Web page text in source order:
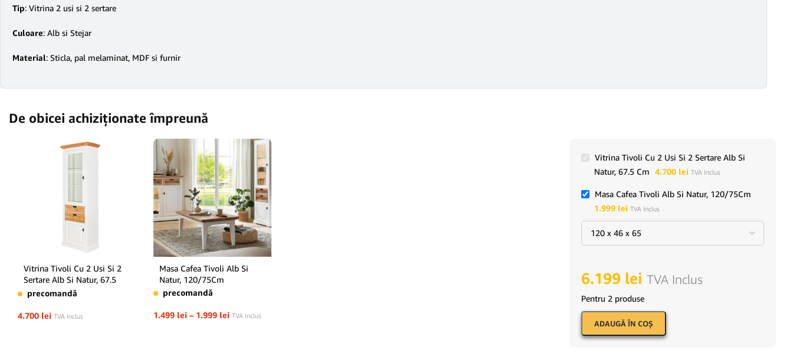
Tip: Vitrina 2 usi si 2 sertare
Culoare: Alb si Stejar
Material: Sticla, pal melaminat, MDF si furnir
De obicei achiziționate împreună
Vitrina Tivoli Cu 2 Usi Si 2
Sertare Alb Si Natur, 67.5
Cm
precomandă
4.700 lei TVA Inclus
Masa Cafea Tivoli Alb Si
Natur, 120/75Cm
precomandă
1.499 lei – 1.999 lei TVA Inclus
Vitrina Tivoli Cu 2 Usi Si 2 Sertare Alb Si
Natur, 67.5 Cm 4.700 lei TVA Inclus
Masa Cafea Tivoli Alb Si Natur, 120/75Cm
1.999 lei TVA Inclus
6.199 lei TVA Inclus
Pentru 2 produse
ADAUGĂ ÎN COŞ